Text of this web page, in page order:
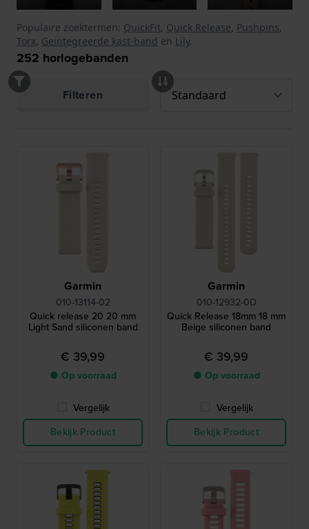
Populaire zoektermen: QuickFit, Quick Release, Pushpins,
Torx, Geintegreerde kast-band en Lily.
252 horlogebanden
Filteren
Garmin
010-13114-02
Quick release 20 20 mm
Light Sand siliconen band
€ 39,99
● Op voorraad
Vergelijk
Bekijk Product
Garmin
010-12932-0D
Quick Release 18mm 18 mm
Beige siliconen band
€ 39,99
● Op voorraad
Vergelijk
Bekijk Product